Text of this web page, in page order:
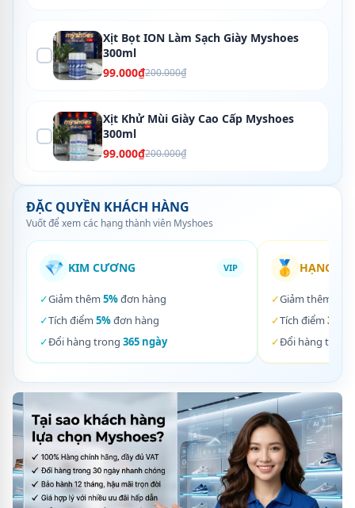
Xịt Bọt ION Làm Sạch Giày Myshoes
300ml
99.000₫200.000₫
Xịt Khử Mùi Giày Cao Cấp Myshoes
300ml
99.000₫200.000₫
ĐẶC QUYỀN KHÁCH HÀNG
Vuốt để xem các hạng thành viên Myshoes
💎 KIM CƯƠNG VIP
✓Giảm thêm 5%đơn hàng
✓Tích điểm 5%đơn hàng
✓Đổi hàng trong 365 ngày
🥇 HẠNG
✓Giảm thêm
✓Tích điểm 3%
✓Đổi hàng trong